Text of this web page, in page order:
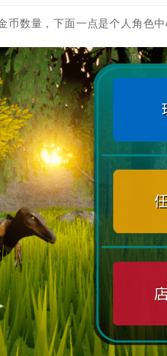
数量，下面一点是个人角色中